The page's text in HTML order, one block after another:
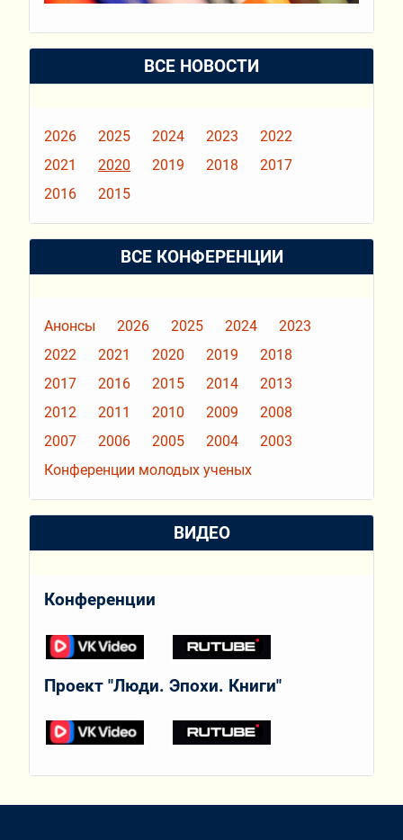
ВСЕ НОВОСТИ
2026 2025 2024 2023
2022
2021
2020 2019 2018
2017
2016
2015
ВСЕ КОНФЕРЕНЦИИ
Анонсы 2026 2025 2024
2023
2022
2021 2020 2019
2018
2017
2016 2015 2014
2013
2012
2011 2010 2009
2008
2007
2006 2005 2004
2003
Конференции молодых ученых
ВИДЕО
Конференции
Проект "Люди. Эпохи. Книги"